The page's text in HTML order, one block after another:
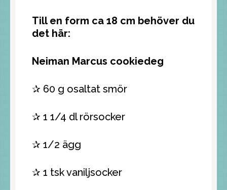
Till en form ca 18 cm behöver du
det här:
Neiman Marcus cookiedeg
✰ 60 g osaltat smör
✰ 1 1/4 dl rörsocker
✰ 1/2 ägg
✰ 1 tsk vaniljsocker